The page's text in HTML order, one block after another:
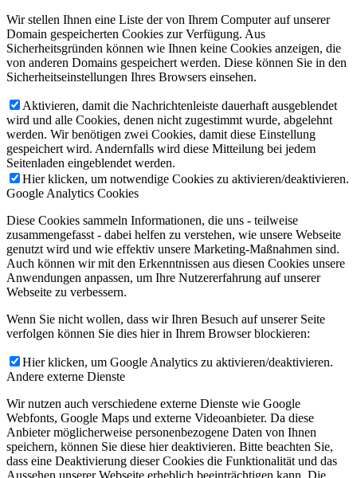
Wir stellen Ihnen eine Liste der von Ihrem Computer auf unserer
Domain gespeicherten Cookies zur Verfügung. Aus
Sicherheitsgründen können wie Ihnen keine Cookies anzeigen, die
von anderen Domains gespeichert werden. Diese können Sie in den
Sicherheitseinstellungen Ihres Browsers einsehen.
Aktivieren, damit die Nachrichtenleiste dauerhaft ausgeblendet
wird und alle Cookies, denen nicht zugestimmt wurde, abgelehnt
werden. Wir benötigen zwei Cookies, damit diese Einstellung
gespeichert wird. Andernfalls wird diese Mitteilung bei jedem
Seitenladen eingeblendet werden.
Hier klicken, um notwendige Cookies zu aktivieren/deaktivieren.
Google Analytics Cookies
Diese Cookies sammeln Informationen, die uns - teilweise
zusammengefasst - dabei helfen zu verstehen, wie unsere Webseite
genutzt wird und wie effektiv unsere Marketing-Maßnahmen sind.
Auch können wir mit den Erkenntnissen aus diesen Cookies unsere
Anwendungen anpassen, um Ihre Nutzererfahrung auf unserer
Webseite zu verbessern.
Wenn Sie nicht wollen, dass wir Ihren Besuch auf unserer Seite
verfolgen können Sie dies hier in Ihrem Browser blockieren:
Hier klicken, um Google Analytics zu aktivieren/deaktivieren.
Andere externe Dienste
Wir nutzen auch verschiedene externe Dienste wie Google
Webfonts, Google Maps und externe Videoanbieter. Da diese
Anbieter möglicherweise personenbezogene Daten von Ihnen
speichern, können Sie diese hier deaktivieren. Bitte beachten Sie,
dass eine Deaktivierung dieser Cookies die Funktionalität und das
Aussehen unserer Webseite erheblich beeinträchtigen kann. Die